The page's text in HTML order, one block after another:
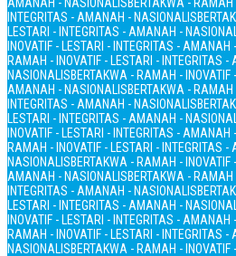
INTEGRITAS - AMANAH - NASIONALIS
LESTARI - INTEGRITAS - AMANAH -
INOVATIF - LESTARI - INTEGRITAS - AMANAH
RAMAH - INOVATIF - LESTARI - INTEGRITAS -
NASIONALISBERTAKWA - RAMAH - INOVATIF
AMANAH - NASIONALISBERTAKWA -
INTEGRITAS - AMANAH - NASIONALIS
LESTARI - INTEGRITAS - AMANAH -
INOVATIF - LESTARI - INTEGRITAS - AMANAH
RAMAH - INOVATIF - LESTARI - INTEGRITAS -
NASIONALISBERTAKWA - RAMAH - INOVATIF
AMANAH - NASIONALISBERTAKWA -
INTEGRITAS - AMANAH - NASIONALIS
LESTARI - INTEGRITAS - AMANAH -
INOVATIF - LESTARI - INTEGRITAS - AMANAH
RAMAH - INOVATIF - LESTARI - INTEGRITAS -
NASIONALISBERTAKWA - RAMAH - INOVATIF